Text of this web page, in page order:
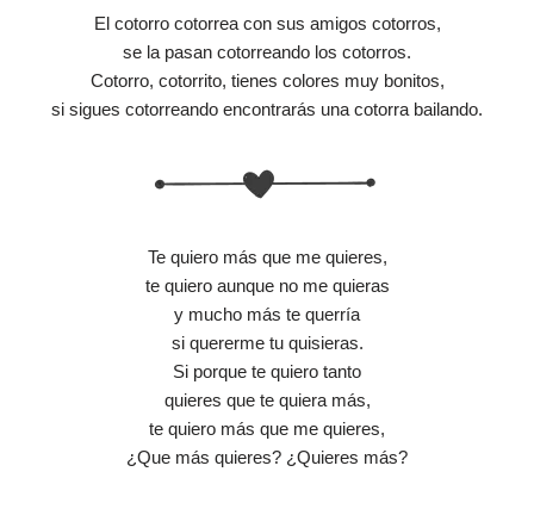
El cotorro cotorrea con sus amigos cotorros,
se la pasan cotorreando los cotorros.
Cotorro, cotorrito, tienes colores muy bonitos,
si sigues cotorreando encontrarás una cotorra bailando.
Te quiero más que me quieres,
te quiero aunque no me quieras
y mucho más te querría
si quererme tu quisieras.
Si porque te quiero tanto
quieres que te quiera más,
te quiero más que me quieres,
¿Que más quieres? ¿Quieres más?